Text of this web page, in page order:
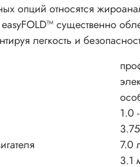
опций относятся
easyFOLD™ существенно
легкость и
1.0
7.0
3.1